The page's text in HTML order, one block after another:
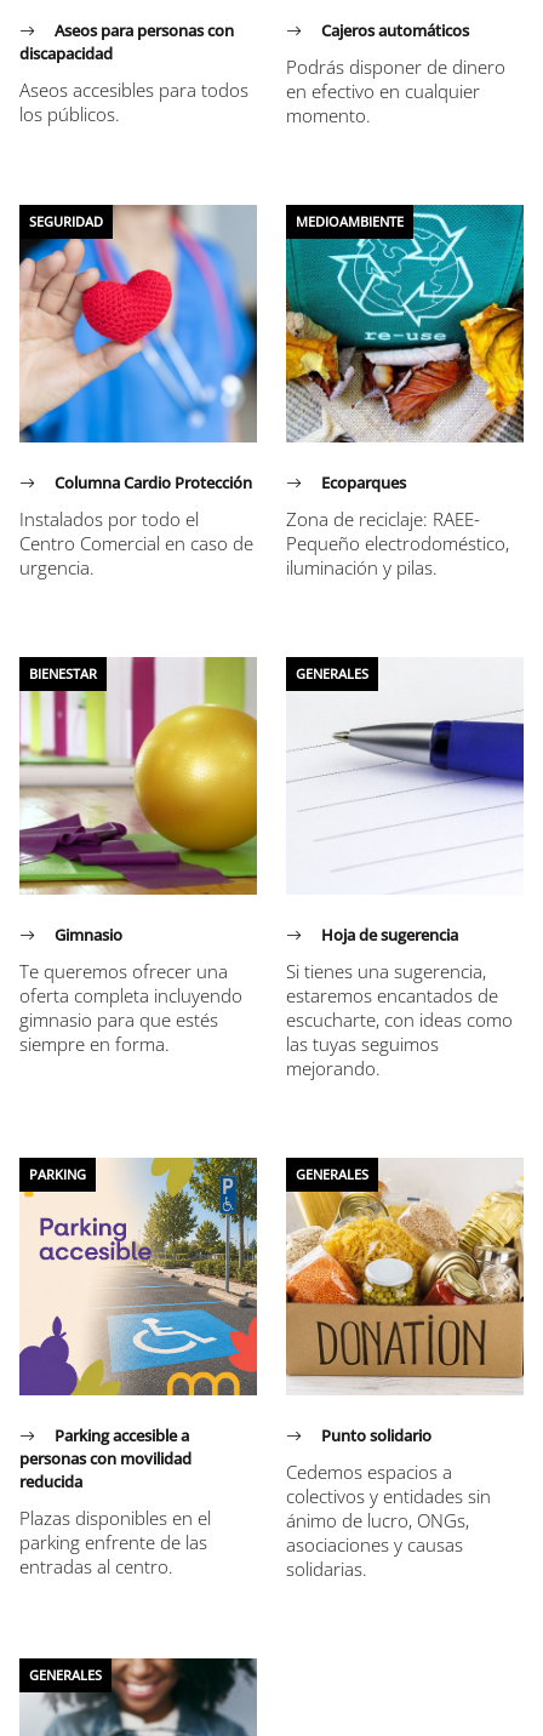
Aseos para personas con
discapacidad
Aseos accesibles para todos
los públicos.
Cajeros automáticos
Podrás disponer de dinero
en efectivo en cualquier
momento.
SEGURIDAD
Columna Cardio Protección
Instalados por todo el
Centro Comercial en caso de
urgencia.
MEDIOAMBIENTE
Ecoparques
Zona de reciclaje: RAEE-
Pequeño electrodoméstico,
iluminación y pilas.
BIENESTAR
Gimnasio
Te queremos ofrecer una
oferta completa incluyendo
gimnasio para que estés
siempre en forma.
GENERALES
Hoja de sugerencia
Si tienes una sugerencia,
estaremos encantados de
escucharte, con ideas como
las tuyas seguimos
mejorando.
PARKING
Parking accesible a
personas con movilidad
reducida
Plazas disponibles en el
parking enfrente de las
entradas al centro.
GENERALES
Punto solidario
Cedemos espacios a
colectivos y entidades sin
ánimo de lucro, ONGs,
asociaciones y causas
solidarias.
GENERALES